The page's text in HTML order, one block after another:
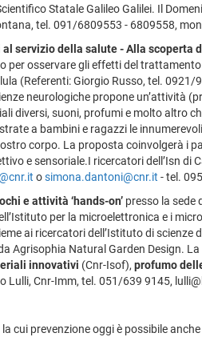
Statale Galileo Galilei. Il
tel. 091/6809553 - 6809558,
al servizio della salute - Alla scoperta
per osservare gli effetti del
(Referenti: Giorgio Russo, tel. 0921/
neurologiche propone un’attività
diversi, suoni, profumi e molto altro
a bambini e ragazzi le
corpo. La proposta coinvolgerà i
e sensoriale.I ricercatori dell’Isn di
osimona.dantoni@cnr.it - tel.
e attività ‘hands-on’ presso la sede
per la microelettronica e i
ai ricercatori dell’Istituto di scienze
Agrisophia Natural Garden Design.
innovativi (Cnr-Isof), profumo
Lulli, Cnr-Imm, tel. 051/639 9145,
la cui prevenzione oggi è possibile anche